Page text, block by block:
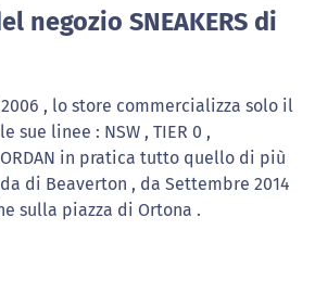
negozio SNEAKERS di
2006 , lo store commercializza solo il
sue linee : NSW , TIER 0 ,
JORDAN in pratica tutto quello di più
di Beaverton , da Settembre 2014
sulla piazza di Ortona .